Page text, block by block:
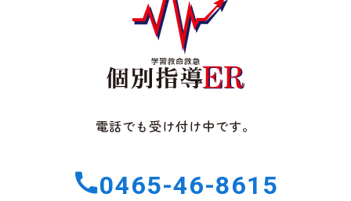
電話でも受け付け中です。
0465-46-8615